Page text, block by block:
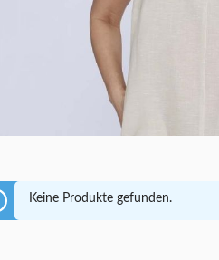
Keine Produkte gefunden.